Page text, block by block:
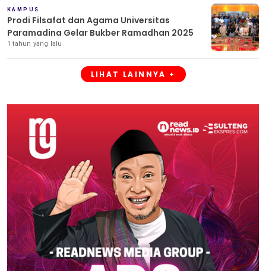
KAMPUS
Prodi Filsafat dan Agama Universitas
Paramadina Gelar Bukber Ramadhan 2025
1 tahun yang lalu
LIHAT LAINNYA +